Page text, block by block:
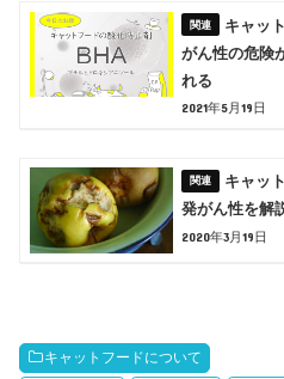
キャッ
がん性の危険
れる
2021年5月19日
キャッ
発がん性を解
2020年3月19日
キャットフードについて